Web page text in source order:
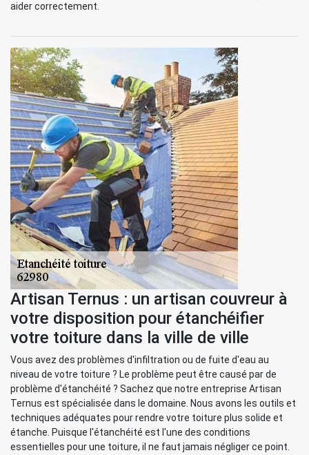
aider correctement.
Artisan Ternus : un artisan couvreur à
votre disposition pour étanchéifier
votre toiture dans la ville de ville
Vous avez des problèmes d'infiltration ou de fuite d'eau au
niveau de votre toiture ? Le problème peut être causé par de
problème d'étanchéité ? Sachez que notre entreprise Artisan
Ternus est spécialisée dans le domaine. Nous avons les outils et
techniques adéquates pour rendre votre toiture plus solide et
étanche. Puisque l'étanchéité est l'une des conditions
essentielles pour une toiture, il ne faut jamais négliger ce point.